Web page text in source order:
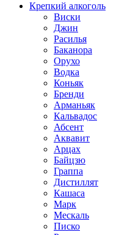
Крепкий алкоголь
Виски
Джин
Расилья
Баканора
Орухо
Водка
Коньяк
Бренди
Арманьяк
Кальвадос
Абсент
Аквавит
Арцах
Байцзю
Граппа
Дистиллят
Кашаса
Марк
Мескаль
Писко